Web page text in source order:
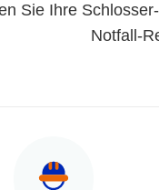
Sie Ihre
Notfall-